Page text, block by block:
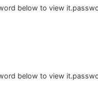
below to view
below to view